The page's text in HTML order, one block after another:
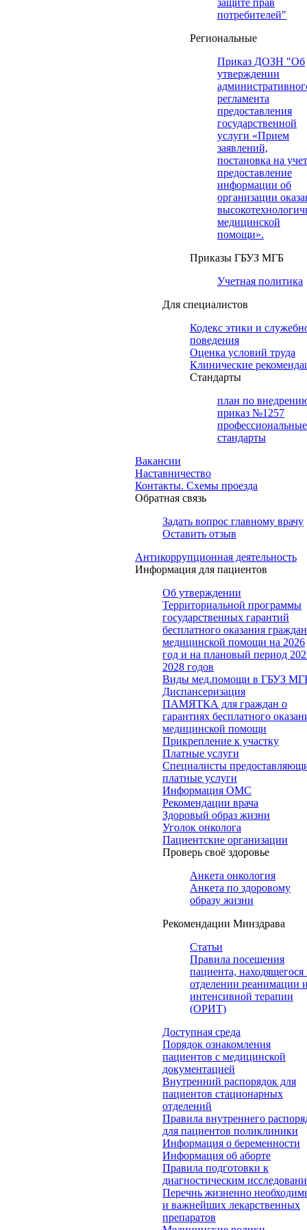
защите прав
потребителей"
Региональные
Приказ ДОЗН "Об
утверждении
регламента
предоставления
государственной
услуги «Прием
заявлений,
постановка на
предоставление
информации об
организации
медицинской
помощи».
Приказы ГБУЗ МГБ
Учетная политика
Для специалистов
Кодекс этики и
поведения
Оценка условий труда
Клинические
Cтандарты
план по
приказ №1257
профессиональные
стандарты
Вакансии
Наставничество
Контакты. Схемы проезда
Обратная связь
Задать вопрос главному врачу
Оставить отзыв
Антикоррупционная деятельность
Информация для пациентов
Об утверждении
Территориальной программы
государственных гарантий
бесплатного оказания
медицинской помощи на 2026
год и на плановый период
2028 годов
Виды мед.помощи в ГБУЗ
Диспансеризация
ПАМЯТКА для граждан о
гарантиях бесплатного
медицинской помощи
Прикрепление к участку
Платные услуги
Специалисты
платные услуги
Информация ОМС
Рекомендации врача
Здоровый образ жизни
Уголок онколога
Пациентские организации
Проверь своё здоровье
Анкета онкология
Анкета по здоровому
образу жизни
Рекомендации Минздрава
Статьи
Правила посещения
пациента, находящегося
отделении реанимации и
интенсивной терапии
(ОРИТ)
Доступная среда
Порядок ознакомления
пациентов с медицинской
документацией
Внутренний распорядок для
пациентов стационарных
отделений
Правила внутреннего
для пациентов поликлиники
Информация о беременности
Информация об аборте
Правила подготовки к
диагностическим
Перечнь жизненно
и важнейших лекарственных
препаратов